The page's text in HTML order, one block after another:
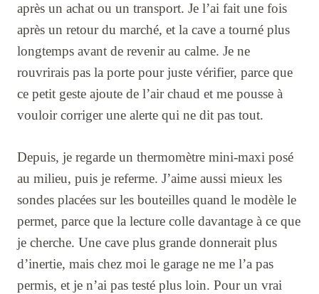
après un achat ou un transport. Je l’ai fait une fois
après un retour du marché, et la cave a tourné plus
longtemps avant de revenir au calme. Je ne
rouvrirais pas la porte pour juste vérifier, parce que
ce petit geste ajoute de l’air chaud et me pousse à
vouloir corriger une alerte qui ne dit pas tout.
Depuis, je regarde un thermomètre mini-maxi posé
au milieu, puis je referme. J’aime aussi mieux les
sondes placées sur les bouteilles quand le modèle le
permet, parce que la lecture colle davantage à ce que
je cherche. Une cave plus grande donnerait plus
d’inertie, mais chez moi le garage ne me l’a pas
permis, et je n’ai pas testé plus loin. Pour un vrai